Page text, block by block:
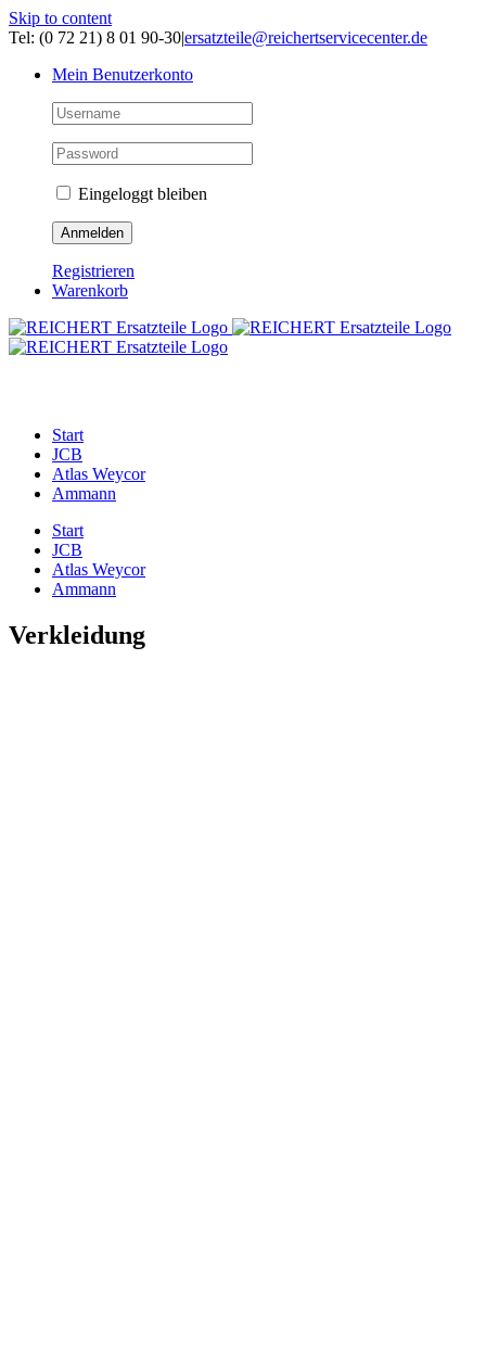
Skip to content
Tel: (0 72 21) 8 01 90-30|ersatzteile@reichertservicecenter.de
Mein Benutzerkonto
Eingeloggt bleiben
Registrieren
Warenkorb
Start
JCB
Atlas Weycor
Ammann
Start
JCB
Atlas Weycor
Ammann
Verkleidung